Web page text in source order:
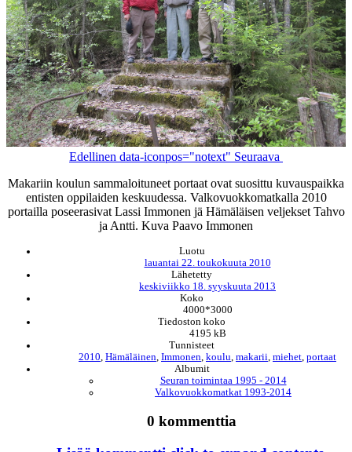
Edellinen data-iconpos="notext" Seuraava
Makariin koulun sammaloituneet portaat ovat suosittu kuvauspaikka
entisten oppilaiden keskuudessa. Valkovuokkomatkalla 2010
portailla poseerasivat Lassi Immonen jä Hämäläisen veljekset Tahvo
ja Antti. Kuva Paavo Immonen
Luotu
lauantai 22. toukokuuta 2010
Lähetetty
keskiviikko 18. syyskuuta 2013
Koko
4000*3000
Tiedoston koko
4195 kB
Tunnisteet
2010 Hämäläinen Immonen koulu makarii miehet portaat
Albumit
Seuran toimintaa 1995 - 2014
Valkovuokkomatkat 1993-2014
0 kommenttia